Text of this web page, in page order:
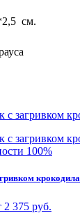
см.
100%
крокодила
375 руб.